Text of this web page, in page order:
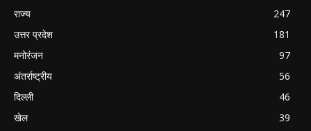
राज्य
247
उत्तर प्रदेश
181
मनोरंजन
97
अंतर्राष्ट्रीय
56
दिल्ली
46
खेल
39